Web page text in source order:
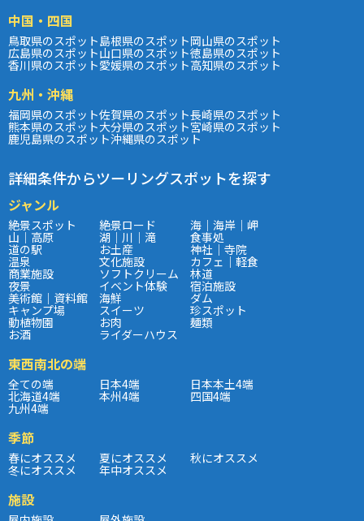
中国・四国
鳥取県のスポット島根県のスポット岡山県のスポット
広島県のスポット山口県のスポット徳島県のスポット
香川県のスポット愛媛県のスポット高知県のスポット
九州・沖縄
福岡県のスポット佐賀県のスポット長崎県のスポット
熊本県のスポット大分県のスポット宮崎県のスポット
鹿児島県のスポット沖縄県のスポット
詳細条件からツーリングスポットを探す
ジャンル
絶景スポット 絶景ロード 海｜海岸｜岬
山｜高原 湖｜川｜滝 食事処
道の駅 お土産 神社｜寺院
温泉 文化施設 カフェ｜軽食
商業施設 ソフトクリーム 林道
夜景 イベント体験 宿泊施設
美術館｜資料館 海鮮 ダム
キャンプ場 スイーツ 珍スポット
動植物園 お肉 麺類
お酒 ライダーハウス
東西南北の端
全ての端 日本4端 日本本土4端
北海道4端 本州4端 四国4端
九州4端
季節
春にオススメ 夏にオススメ 秋にオススメ
冬にオススメ 年中オススメ
施設